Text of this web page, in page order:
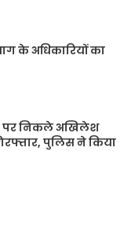
के अधिकारियों का
पर निकले अखिलेश
पुलिस ने किया